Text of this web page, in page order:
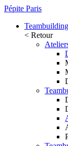
Pépite Paris
< Retour